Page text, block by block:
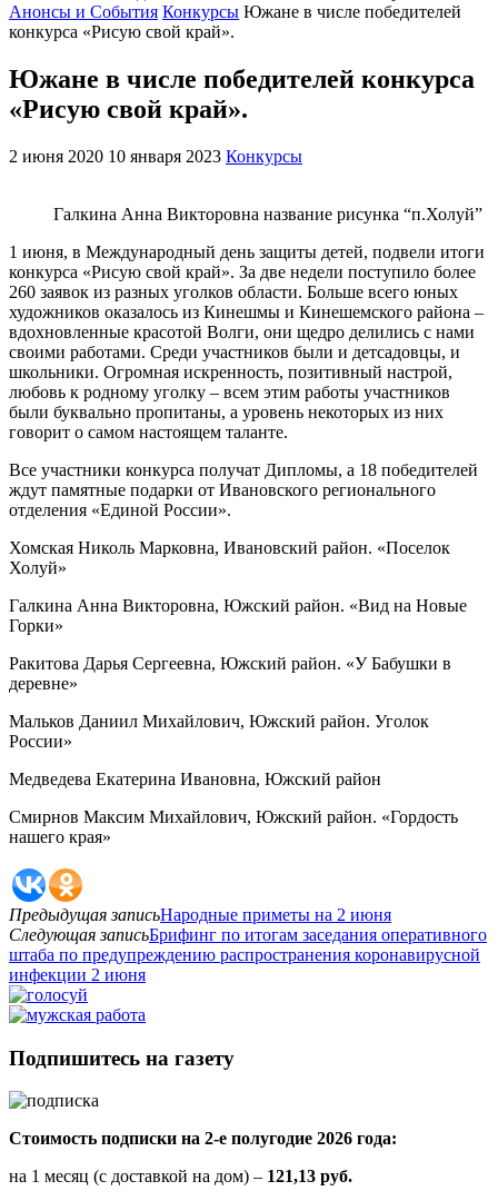
Главная
Анонсы и События Конкурсы Южане в числе победителей
конкурса «Рисую свой край».
Южане в числе победителей конкурса
«Рисую свой край».
2 июня 2020 10 января 2023 Конкурсы
Галкина Анна Викторовна название рисунка “п.Холуй”
1 июня, в Международный день защиты детей, подвели итоги
конкурса «Рисую свой край». За две недели поступило более
260 заявок из разных уголков области. Больше всего юных
художников оказалось из Кинешмы и Кинешемского района –
вдохновленные красотой Волги, они щедро делились с нами
своими работами. Среди участников были и детсадовцы, и
школьники. Огромная искренность, позитивный настрой,
любовь к родному уголку – всем этим работы участников
были буквально пропитаны, а уровень некоторых из них
говорит о самом настоящем таланте.
Все участники конкурса получат Дипломы, а 18 победителей
ждут памятные подарки от Ивановского регионального
отделения «Единой России».
Хомская Николь Марковна, Ивановский район. «Поселок
Холуй»
Галкина Анна Викторовна, Южский район. «Вид на Новые
Горки»
Ракитова Дарья Сергеевна, Южский район. «У Бабушки в
деревне»
Мальков Даниил Михайлович, Южский район. Уголок
России»
Медведева Екатерина Ивановна, Южский район
Смирнов Максим Михайлович, Южский район. «Гордость
нашего края»
Предыдущая записьНародные приметы на 2 июня
Следующая записьБрифинг по итогам заседания оперативного
штаба по предупреждению распространения коронавирусной
инфекции 2 июня
Подпишитесь на газету
Стоимость подписки на 2-е полугодие 2026 года:
на 1 месяц (с доставкой на дом) – 121,13 руб.